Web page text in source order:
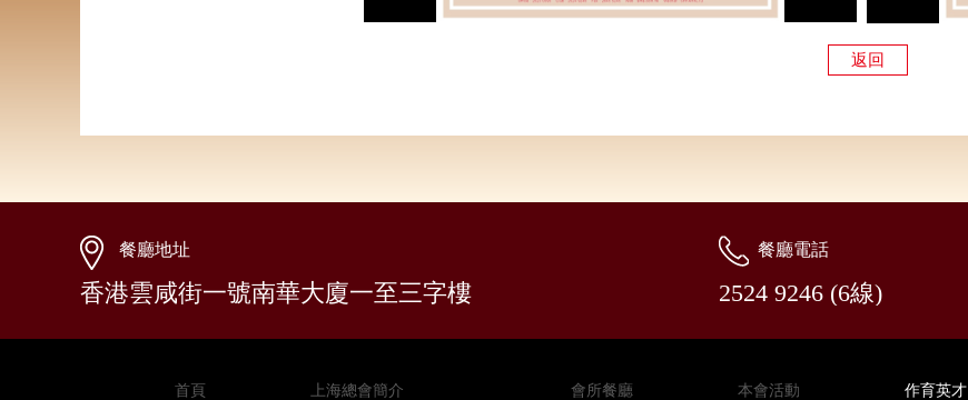
返回
餐廳地址
香港雲咸街一號南華大廈一至三字樓
餐廳電話
2524 9246 (6線)
首頁 上海總會簡介 會所餐廳 本會活動 作育英才